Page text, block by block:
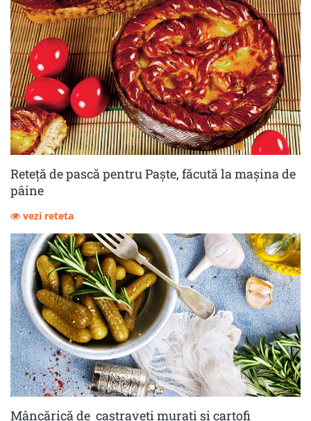
Reteță de pască pentru Paște, făcută la mașina de
pâine
vezi reteta
Mâncărică de castraveţi muraţi şi cartofi